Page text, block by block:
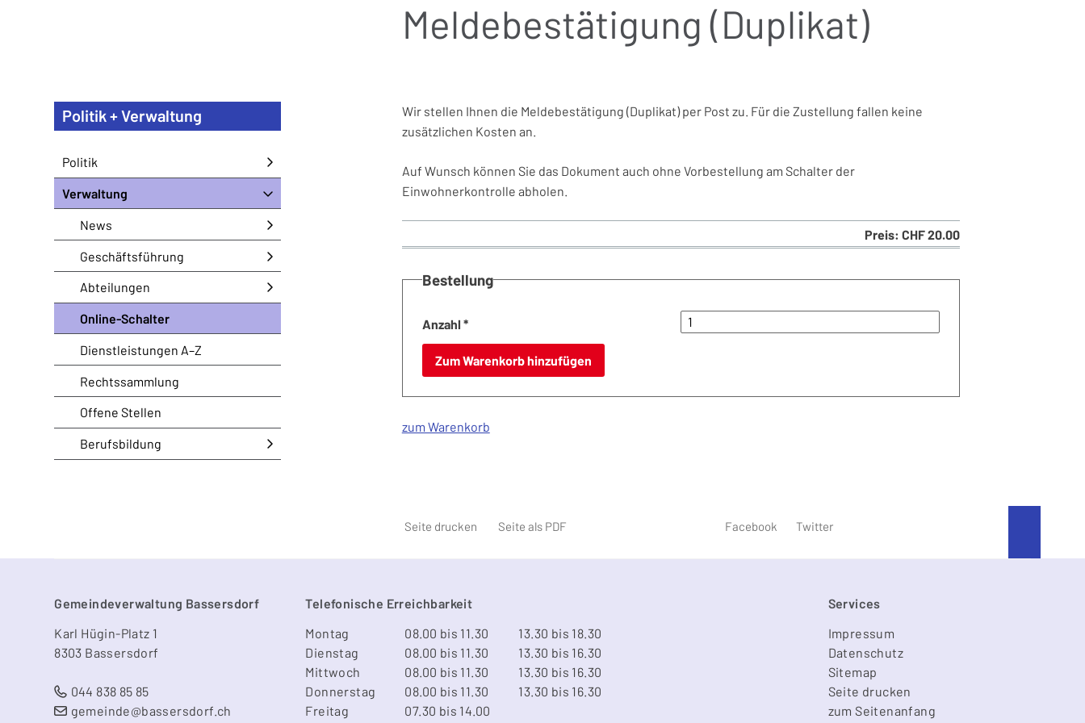
Meldebestätigung (Duplikat)
Wir stellen Ihnen die Meldebestätigung (Duplikat) per Post zu. Für die Zustellung fallen keine
zusätzlichen Kosten an.
Auf Wunsch können Sie das Dokument auch ohne Vorbestellung am Schalter der
Einwohnerkontrolle abholen.
Preis: CHF 20.00
Bestellung
Anzahl *
Zum Warenkorb hinzufügen
zum Warenkorb
Seite drucken Seite als PDF Facebook Twitter
Politik + Verwaltung
Politik
Verwaltung
News
Geschäftsführung
Abteilungen
Online-Schalter
Dienstleistungen A–Z
Rechtssammlung
Offene Stellen
Berufsbildung
Footer
Gemeindeverwaltung Bassersdorf
Karl Hügin-Platz 1
8303 Bassersdorf
044 838 85 85
gemeinde@bassersdorf.ch
Telefonische Erreichbarkeit
Montag 08.00 bis 11.30
13.30 bis 18.30
Dienstag 08.00 bis 11.30
13.30 bis 16.30
Mittwoch 08.00 bis 11.30
13.30 bis 16.30
Donnerstag 08.00 bis 11.30
13.30 bis 16.30
Freitag 07.30 bis 14.00
Services
Impressum
Datenschutz
Sitemap
Seite drucken
zum Seitenanfang